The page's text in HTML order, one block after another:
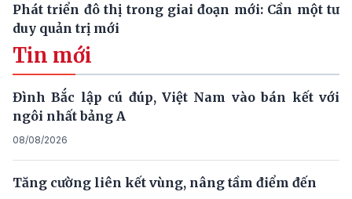
Phát triển đô thị trong giai đoạn mới: Cần một tư
duy quản trị mới
Tin mới
Đình Bắc lập cú đúp, Việt Nam vào bán kết với
ngôi nhất bảng A
08/08/2026
Tăng cường liên kết vùng, nâng tầm điểm đến